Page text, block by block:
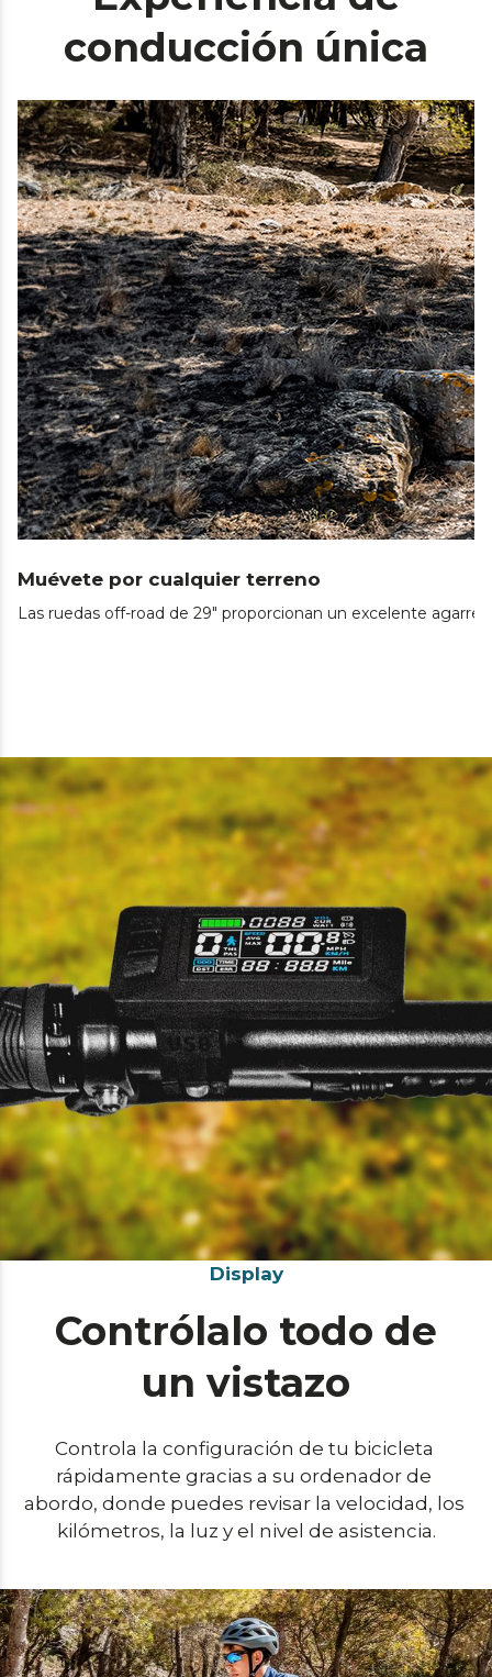
conducción única
Muévete por cualquier terreno
Las ruedas off-road de 29" proporcionan un excelente
Display
Contrólalo todo de
un vistazo
Controla la configuración de tu bicicleta
rápidamente gracias a su ordenador de
abordo, donde puedes revisar la velocidad, los
kilómetros, la luz y el nivel de asistencia.